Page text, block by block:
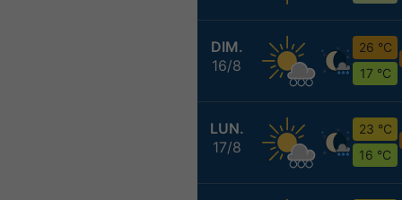
DIM.
16/8
26 °C
17 °C
LUN.
17/8
23 °C
16 °C